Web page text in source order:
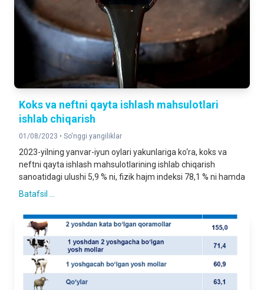
Koks va neftni qayta ishlash mahsulotlari
ishlab chiqarish
01/08/2023 • So'nggi yangiliklar
2023-yilning yanvar-iyun oylari yakunlariga ko‘ra, koks va
neftni qayta ishlash mahsulotlarining ishlab chiqarish
sanoatidagi ulushi 5,9 % ni, fizik hajm indeksi 78,1 % ni hamda
Batafsil ...